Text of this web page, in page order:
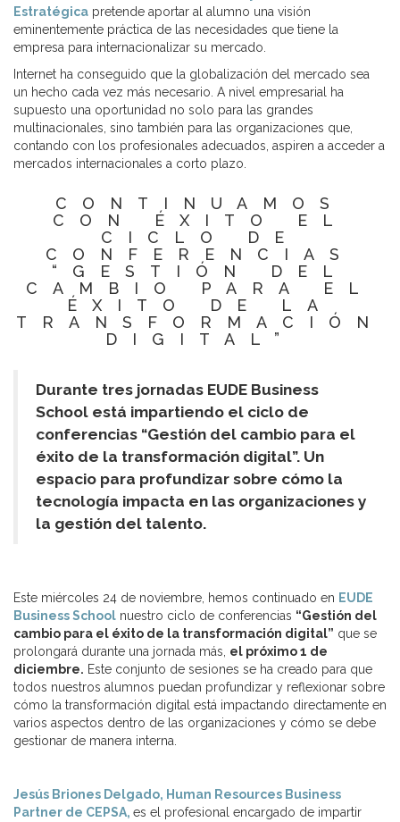
Estratégica pretende aportar al alumno una visión
eminentemente práctica de las necesidades que tiene la
empresa para internacionalizar su mercado.
Internet ha conseguido que la globalización del mercado sea
un hecho cada vez más necesario. A nivel empresarial ha
supuesto una oportunidad no solo para las grandes
multinacionales, sino también para las organizaciones que,
contando con los profesionales adecuados, aspiren a acceder a
mercados internacionales a corto plazo.
CONTINUAMOS
CON ÉXITO EL
CICLO DE
CONFERENCIAS
“GESTIÓN DEL
CAMBIO PARA EL
ÉXITO DE LA
TRANSFORMACIÓN
DIGITAL”
Durante tres jornadas EUDE Business
School está impartiendo el ciclo de
conferencias “Gestión del cambio para el
éxito de la transformación digital”. Un
espacio para profundizar sobre cómo la
tecnología impacta en las organizaciones y
la gestión del talento.
Este miércoles 24 de noviembre, hemos continuado en EUDE
Business School nuestro ciclo de conferencias “Gestión del
cambio para el éxito de la transformación digital” que se
prolongará durante una jornada más, el próximo 1 de
diciembre. Este conjunto de sesiones se ha creado para que
todos nuestros alumnos puedan profundizar y reflexionar sobre
cómo la transformación digital está impactando directamente en
varios aspectos dentro de las organizaciones y cómo se debe
gestionar de manera interna.
Jesús Briones Delgado, Human Resources Business
Partner de CEPSA, es el profesional encargado de impartir